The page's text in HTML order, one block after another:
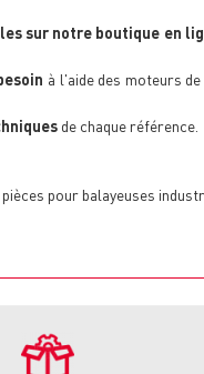
sur notre boutique en
à l'aide des moteurs
de chaque référence.
pour balayeuses